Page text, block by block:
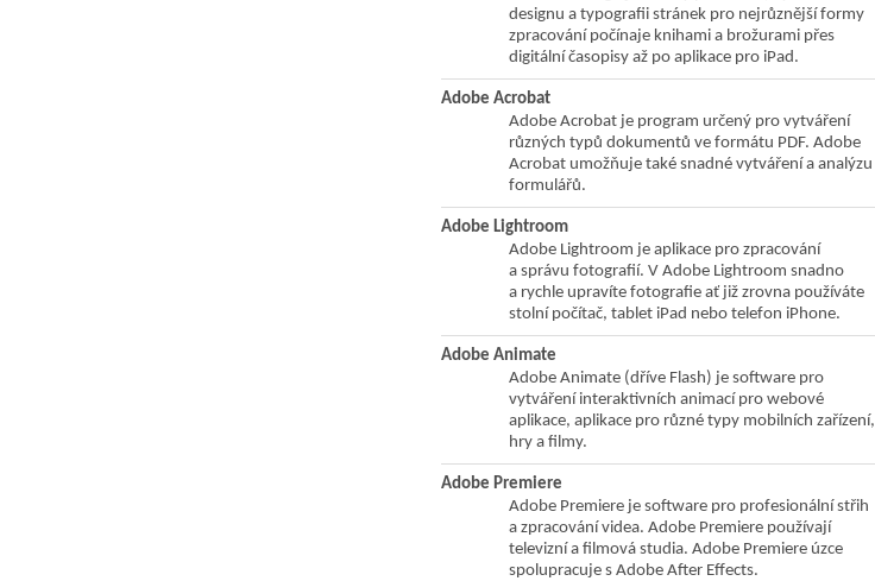
designu a typografii stránek pro nejrůznější formy
zpracování počínaje knihami a brožurami přes
digitální časopisy až po aplikace pro iPad.
Adobe Acrobat
Adobe Acrobat je program určený pro vytváření
různých typů dokumentů ve formátu PDF. Adobe
Acrobat umožňuje také snadné vytváření a analýzu
formulářů.
Adobe Lightroom
Adobe Lightroom je aplikace pro zpracování
a správu fotografií. V Adobe Lightroom snadno
a rychle upravíte fotografie ať již zrovna používáte
stolní počítač, tablet iPad nebo telefon iPhone.
Adobe Animate
Adobe Animate (dříve Flash) je software pro
vytváření interaktivních animací pro webové
aplikace, aplikace pro různé typy mobilních zařízení,
hry a filmy.
Adobe Premiere
Adobe Premiere je software pro profesionální střih
a zpracování videa. Adobe Premiere používají
televizní a filmová studia. Adobe Premiere úzce
spolupracuje s Adobe After Effects.